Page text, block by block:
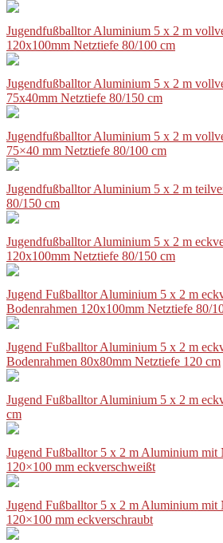
Jugendfußballtor Aluminium 5 x 2 m
120x100mm Netztiefe 80/100 cm
Jugendfußballtor Aluminium 5 x 2 m
75x40mm Netztiefe 80/150 cm
Jugendfußballtor Aluminium 5 x 2 m
75×40 mm Netztiefe 80/100 cm
Jugendfußballtor Aluminium 5 x 2 m
80/150 cm
Jugendfußballtor Aluminium 5 x 2 m
120x100mm Netztiefe 80/150 cm
Jugend Fußballtor Aluminium 5 x 2 m
Bodenrahmen 120x100mm Netztiefe 80/
Jugend Fußballtor Aluminium 5 x 2 m
Bodenrahmen 80x80mm Netztiefe 120 cm
Jugend Fußballtor Aluminium 5 x 2 m
cm
Jugend Fußballtor 5 x 2 m Aluminium mit
120×100 mm eckverschweißt
Jugend Fußballtor 5 x 2 m Aluminium mit
120×100 mm eckverschraubt